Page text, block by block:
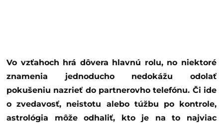
Vo vzťahoch hrá dôvera hlavnú rolu, no niektoré
znamenia jednoducho nedokážu odolať
pokušeniu nazrieť do partnerovho telefónu. Či ide
o zvedavosť, neistotu alebo túžbu po kontrole,
astrológia môže odhaliť, kto je na to najviac